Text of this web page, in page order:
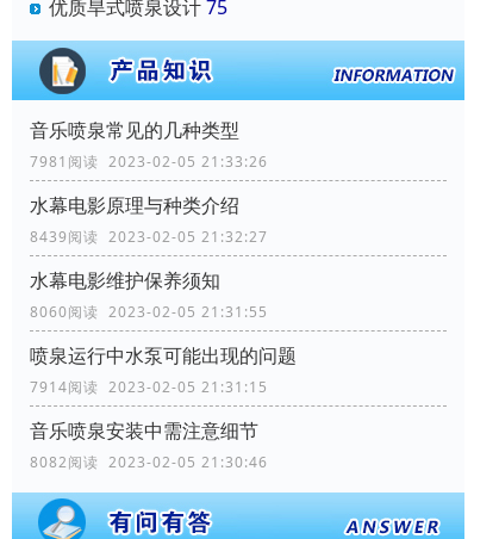
优质旱式喷泉设计75
音乐喷泉常见的几种类型
7981阅读 2023-02-05 21:33:26
水幕电影原理与种类介绍
8439阅读 2023-02-05 21:32:27
水幕电影维护保养须知
8060阅读 2023-02-05 21:31:55
喷泉运行中水泵可能出现的问题
7914阅读 2023-02-05 21:31:15
音乐喷泉安装中需注意细节
8082阅读 2023-02-05 21:30:46